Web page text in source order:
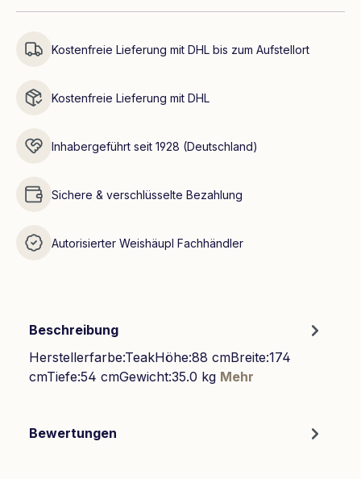
Kostenfreie Lieferung mit DHL bis zum Aufstellort
Kostenfreie Lieferung mit DHL
Inhabergeführt seit 1928 (Deutschland)
Sichere & verschlüsselte Bezahlung
Autorisierter Weishäupl Fachhändler
Beschreibung
Herstellerfarbe:TeakHöhe:88 cmBreite:174
cmTiefe:54 cmGewicht:35.0 kg Mehr
Bewertungen